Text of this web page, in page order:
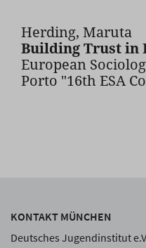
Herding, Maruta
Building Trust in
European
Porto "16th ESA
KONTAKT MÜNCHEN
Deutsches Jugendinstitut